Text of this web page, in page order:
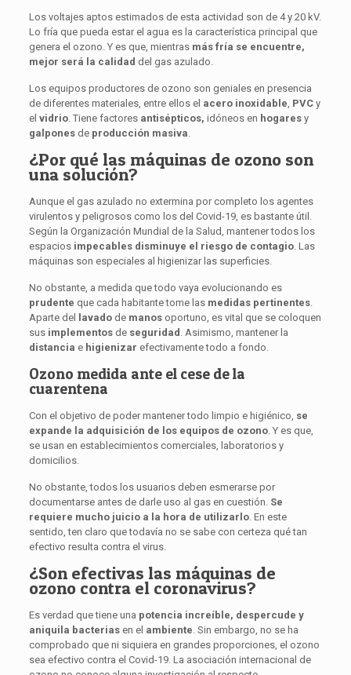
Los voltajes aptos estimados de esta actividad son de 4 y 20 kV.
Lo fría que pueda estar el agua es la característica principal que
genera el ozono. Y es que, mientras más fría se encuentre,
mejor será la calidad del gas azulado.
Los equipos productores de ozono son geniales en presencia
de diferentes materiales, entre ellos el acero inoxidable PVCy
el vidrio. Tiene factores antisépticos, idóneos en hogaresy
galponesde producción masiva
¿Por qué las máquinas de ozono son
una solución?
Aunque el gas azulado no extermina por completo los agentes
virulentos y peligrosos como los del Covid-19, es bastante útil.
Según la Organización Mundial de la Salud, mantener todos los
espacios impecables disminuye el riesgo de contagio. Las
máquinas son especiales al higienizar las superficies.
No obstante, a medida que todo vaya evolucionando es
prudente que cada habitante tome las medidas pertinentes.
Aparte del lavadode manosoportuno, es vital que se coloquen
sus implementosde seguridad . Asimismo, mantener la
distancia e higienizar efectivamente todo a fondo.
Ozono medida ante el cese de la
cuarentena
Con el objetivo de poder mantener todo limpio e higiénico, se
expande la adquisición de los equipos de ozono. Y es que,
se usan en establecimientos comerciales, laboratorios y
domicilios.
No obstante, todos los usuarios deben esmerarse por
documentarse antes de darle uso al gas en cuestión. Se
requiere mucho juicio a la hora de utilizarlo. En este
sentido, ten claro que todavía no se sabe con certeza qué tan
efectivo resulta contra el virus.
¿Son efectivas las máquinas de
ozono contra el coronavirus?
Es verdad que tiene una potencia increíble, despercude y
aniquila bacterias en el ambiente . Sin embargo, no se ha
comprobado que ni siquiera en grandes proporciones, el ozono
sea efectivo contra el Covid-19. La asociación internacional de